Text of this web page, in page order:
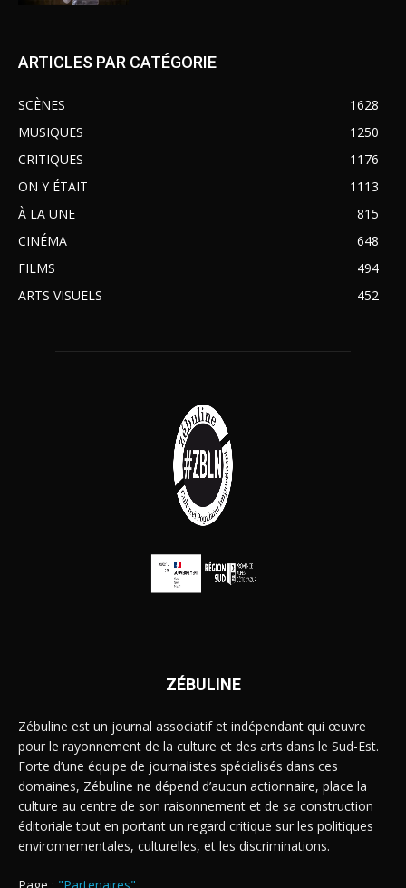
ARTICLES PAR CATÉGORIE
SCÈNES
1628
MUSIQUES
1250
CRITIQUES
1176
ON Y ÉTAIT
1113
À LA UNE
815
CINÉMA
648
FILMS
494
ARTS VISUELS
452
ZÉBULINE
Zébuline est un journal associatif et indépendant qui œuvre
pour le rayonnement de la culture et des arts dans le Sud-Est.
Forte d’une équipe de journalistes spécialisés dans ces
domaines, Zébuline ne dépend d’aucun actionnaire, place la
culture au centre de son raisonnement et de sa construction
éditoriale tout en portant un regard critique sur les politiques
environnementales, culturelles, et les discriminations.